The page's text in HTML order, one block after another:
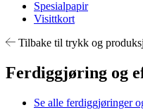
Spesialpapir
Visittkort
Tilbake til trykk og
Ferdiggjøring og
Se alle ferdiggjøringer